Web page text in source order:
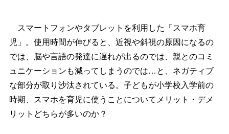
スマートフォンやタブレットを利用した「スマホ育
児」。使用時間が伸びると、近視や斜視の原因になるの
では、脳や言語の発達に遅れが出るのでは、親とのコミ
ュニケーションも減ってしまうのでは…と、ネガティブ
な部分が取り沙汰されている。子どもが小学校入学前の
時期、スマホを育児に使うことについてメリット・デメ
リットどちらが多いのか？